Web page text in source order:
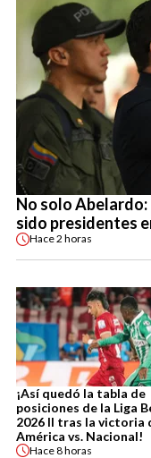
No solo Abelardo:
sido presidentes
Hace2 horas
¡Así quedó la tabla de
posiciones de la Liga
2026 II tras la victoria
América vs. Nacional!
Hace8 horas